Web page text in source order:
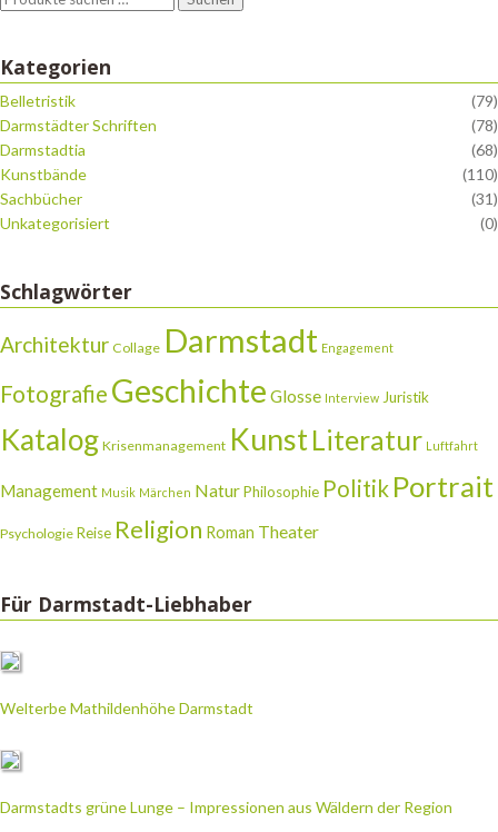
Kategorien
Belletristik
(79)
Darmstädter Schriften
(78)
Darmstadtia
(68)
Kunstbände
(110)
Sachbücher
(31)
Unkategorisiert
(0)
Schlagwörter
Architektur Collage Darmstadt Engagement
Fotografie Geschichte Glosse Interview Juristik
Katalog Krisenmanagement KunstLiteratur Luftfahrt
Management Musik Märchen NaturPhilosophie Politik Portrait
Psychologie Reise Religion Roman Theater
Für Darmstadt-Liebhaber
Welterbe Mathildenhöhe Darmstadt
Darmstadts grüne Lunge – Impressionen aus Wäldern der Region